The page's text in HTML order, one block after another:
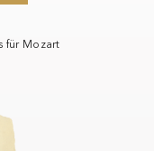
für Mozart